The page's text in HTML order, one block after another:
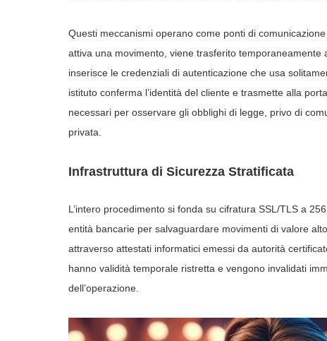
Questi meccanismi operano come ponti di
attiva una movimento, viene trasferito temporaneamente
inserisce le credenziali di autenticazione che usa
istituto conferma l’identità del cliente e trasmette alla
necessari per osservare gli obblighi di legge, privo di
privata.
Infrastruttura di Sicurezza Stratificata
L’intero procedimento si fonda su cifratura SSL/TLS a
entità bancarie per salvaguardare movimenti di valore
attraverso attestati informatici emessi da autorità
hanno validità temporale ristretta e vengono invalidati
dell’operazione.